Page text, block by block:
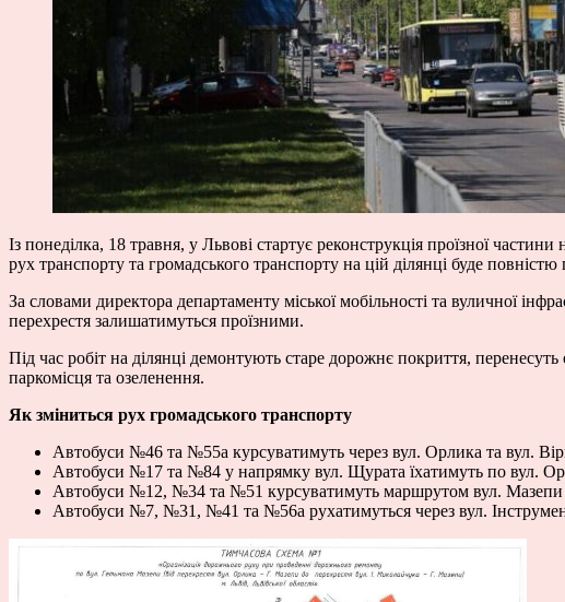
Із понеділка, 18 травня, у Львові стартує реконструкція проїзної
рух транспорту та громадського транспорту на цій ділянці буде
За словами директора департаменту міської мобільності та вуличної
перехрестя залишатимуться проїзними.
Під час робіт на ділянці демонтують старе дорожнє покриття,
паркомісця та озеленення.
Як зміниться рух громадського транспорту
Автобуси №46 та №55а курсуватимуть через вул. Орлика та вул.
Автобуси №17 та №84 у напрямку вул. Щурата їхатимуть по вул.
Автобуси №12, №34 та №51 курсуватимуть маршрутом вул.
Автобуси №7, №31, №41 та №56а рухатимуться через вул.